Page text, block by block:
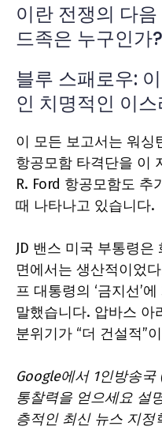
이란 전쟁의 다
드족은 누구인가?
블루 스패로우:
인 치명적인 이
이 모든 보고서는 워싱
항공모함 타격단을 이
R. Ford 항공모함도 추
때 나타나고 있습니다.
JD 밴스 미국 부통령
면에서는 생산적이었
프 대통령의 ‘금지선’
말했습니다. 압바스 아
분위기가 “더 건설적”
Google에서 1인방송국
통찰력을 얻으세요 설
층적인 최신 뉴스 지정